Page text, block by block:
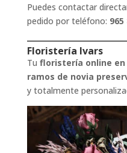
Puedes contactar
pedido por teléfono: 965
Floristería Ivars
Tu floristería online en
ramos de novia
y totalmente